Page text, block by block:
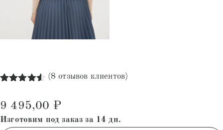
на основе
опроса
пользователей
(8 отзывов клиентов)
9 495,00 ₽
Изготовим под заказ за 14 дн.